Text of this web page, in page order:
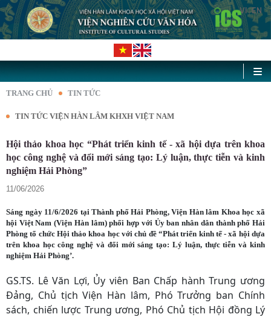
VI |EN
TRANG CHỦ TIN TỨC
TIN TỨC VIỆN HÀN LÂM KHXH VIỆT NAM
Hội thảo khoa học “Phát triển kinh tế - xã hội dựa trên khoa
học công nghệ và đổi mới sáng tạo: Lý luận, thực tiễn và kinh
nghiệm Hải Phòng”
11/06/2026
Sáng ngày 11/6/2026 tại Thành phố Hải Phòng, Viện Hàn lâm Khoa học xã
hội Việt Nam (Viện Hàn lâm) phối hợp với Ủy ban nhân dân thành phố Hải
Phòng tổ chức Hội thảo khoa học với chủ đề “Phát triển kinh tế - xã hội dựa
trên khoa học công nghệ và đổi mới sáng tạo: Lý luận, thực tiễn và kinh
nghiệm Hải Phòng’.
GS.TS. Lê Văn Lợi, Ủy viên Ban Chấp hành Trung ương
Đảng, Chủ tịch Viện Hàn lâm, Phó Trưởng ban Chính
sách, chiến lược Trung ương, Phó Chủ tịch Hội đồng Lý